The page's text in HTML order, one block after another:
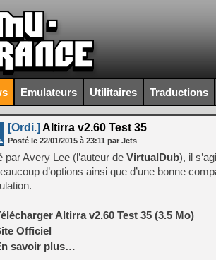
Emulateurs Utilitaires Traductions
[Ordi.] Altirra v2.60 Test 35
Posté le 22/01/2015 à 23:11 par Jets
par Avery Lee (l’auteur de VirtualDub), il
d’options ainsi que d’une bonne
Altirra v2.60 Test 35 (3.5 Mo)
Officiel
savoir plus…